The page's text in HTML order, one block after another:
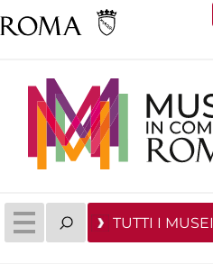
TUTTI I MUSEI